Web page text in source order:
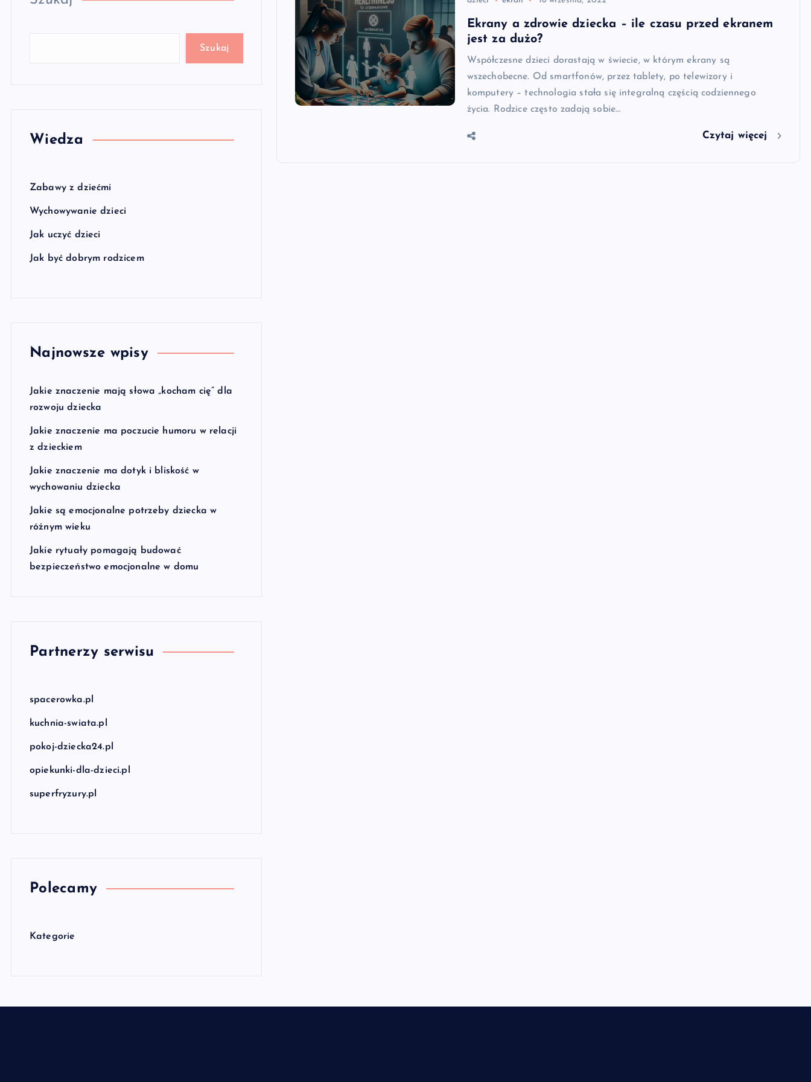
Szukaj
Wiedza
Zabawy z dziećmi
Wychowywanie dzieci
Jak uczyć dzieci
Jak być dobrym rodzicem
Najnowsze wpisy
Jakie znaczenie mają słowa „kocham cię” dla
rozwoju dziecka
Jakie znaczenie ma poczucie humoru w relacji
z dzieckiem
Jakie znaczenie ma dotyk i bliskość w
wychowaniu dziecka
Jakie są emocjonalne potrzeby dziecka w
różnym wieku
Jakie rytuały pomagają budować
bezpieczeństwo emocjonalne w domu
Partnerzy serwisu
spacerowka.pl
kuchnia-swiata.pl
pokoj-dziecka24.pl
opiekunki-dla-dzieci.pl
superfryzury.pl
Polecamy
Kategorie
Ekrany a zdrowie dziecka – ile czasu przed ekranem
jest za dużo?
Współczesne dzieci dorastają w świecie, w którym ekrany są
wszechobecne. Od smartfonów, przez tablety, po telewizory i
komputery – technologia stała się integralną częścią codziennego
życia. Rodzice często zadają sobie…
Czytaj więcej